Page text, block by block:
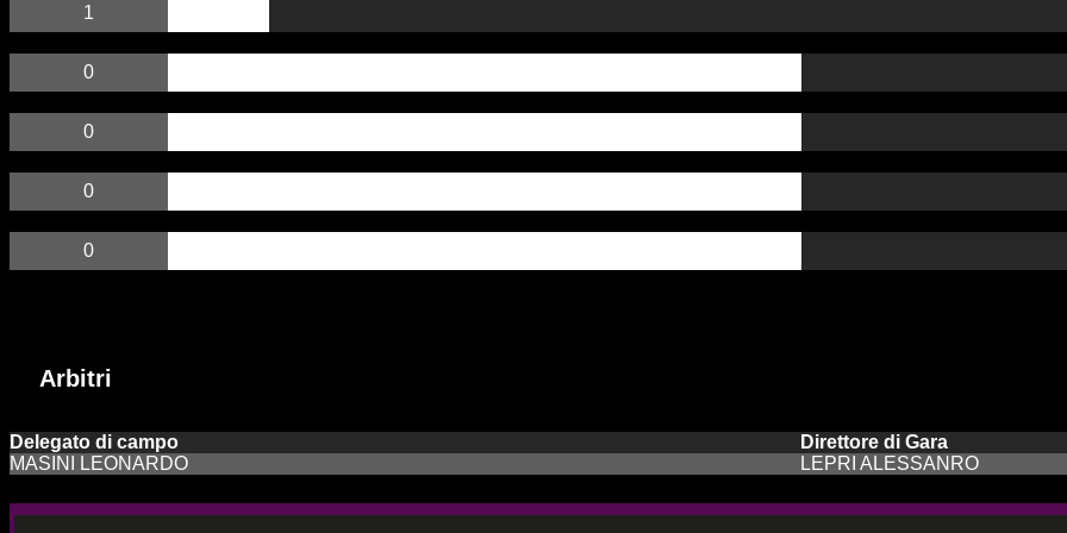
1
0
0
0
0
Arbitri
Delegato di campo
Direttore di Gara
MASINI LEONARDO
LEPRI ALESSANRO